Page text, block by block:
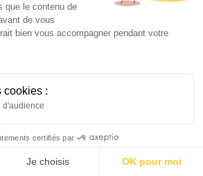
les performances selon les
avec différents panneaux
l’énergie produite.
des fonctionnalités très
vous aident à gérer facilement
que le contenu de
de vous
bien vous accompagner pendant votre
cookies :
d'audience
certifiés par
Je choisis OK pour moi